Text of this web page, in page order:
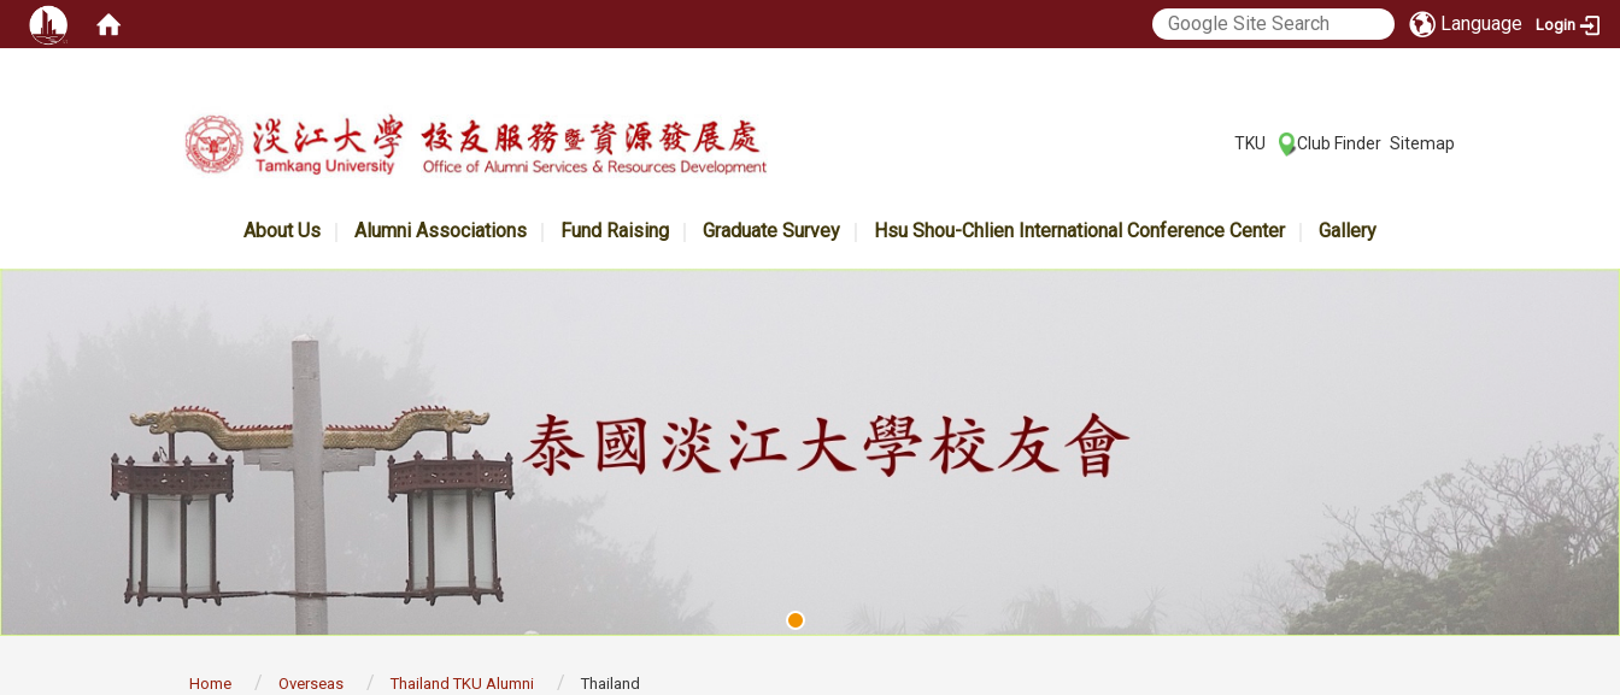
Language Login
TKU Club Finder Sitemap
About Us Alumni Associations Fund Raising Graduate Survey Hsu Shou-Chlien International Conference Center Gallery
Home Overseas Thailand TKU Alumni Thailand